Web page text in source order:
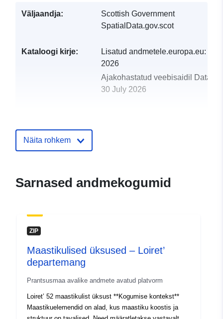
Väljaandja:
Scottish Government
SpatialData.gov.scot
Kataloogi kirje: Lisatud andmetele.europa.eu:
2026
Ajakohastatud veebisaidil
30 July 2026
Näita rohkem
Sarnased andmekogumid
ZIP
Maastikulised üksused – Loiret’
departemang
Prantsusmaa avalike andmete avatud platvorm
Loiret’ 52 maastikulist üksust **Kogumise kontekst**
Maastikuelemendid on alad, kus maastiku koostis ja